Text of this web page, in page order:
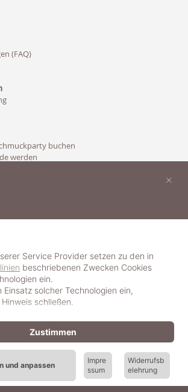
(FAQ)
buchen
werden
GmbH
Service Provider setzen zu den in
beschriebenen Zwecken Cookies
ein.
Einsatz solcher Technologien ein,
schließen.
und anpassen
Impre
ssum
Widerrufsb
elehrung
Zustimmen
×